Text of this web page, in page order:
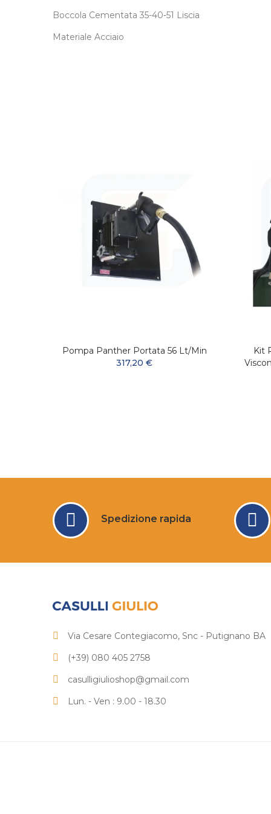
Boccola Cementata 35-40-51 Liscia
Materiale Acciaio
Pompa Panther Portata 56 Lt/min
317,20 €
Kit
Spedizione rapida
Via Cesare Contegiacomo, Snc - Putignano BA
(+39) 080 405 2758
casulligiulioshop@gmail.com
Lun. - Ven : 9.00 - 18.30